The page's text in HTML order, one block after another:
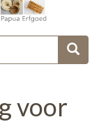
voor